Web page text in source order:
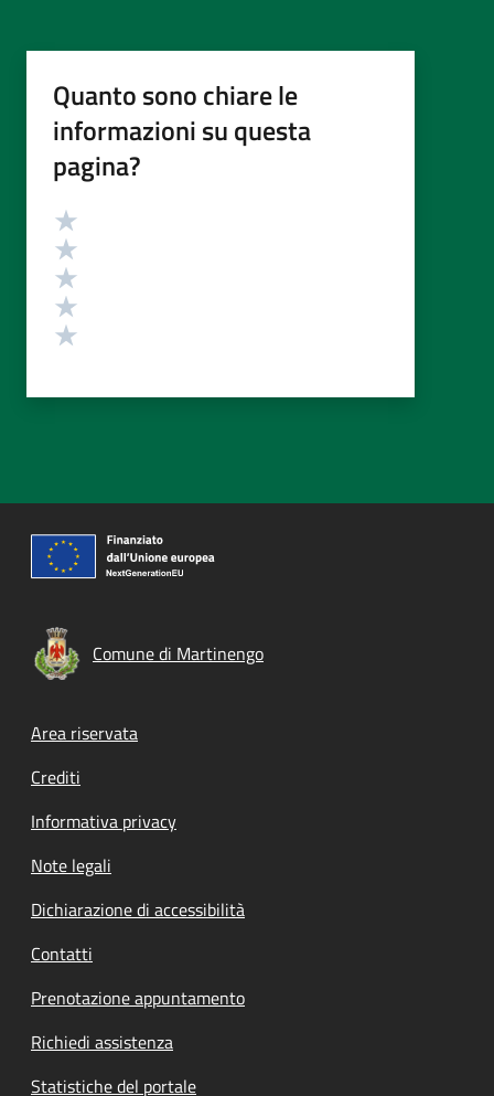
Quanto sono chiare le
informazioni su questa
pagina?
Valutazione
Comune di Martinengo
Footer menu
Area riservata
Crediti
Informativa privacy
Note legali
Dichiarazione di accessibilità
Contatti
Prenotazione appuntamento
Richiedi assistenza
Statistiche del portale